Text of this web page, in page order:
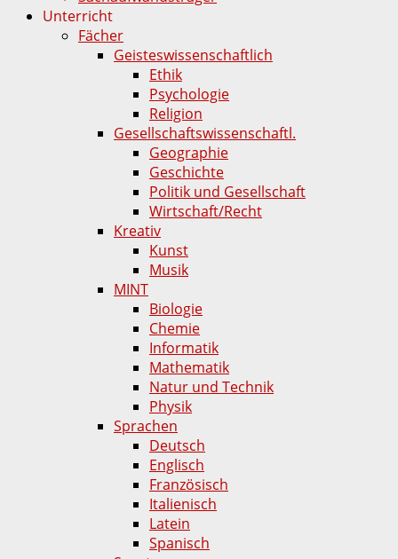
Unterricht
Fächer
Geisteswissenschaftlich
Ethik
Psychologie
Religion
Gesellschaftswissenschaftl.
Geographie
Geschichte
Politik und Gesellschaft
Wirtschaft/Recht
Kreativ
Kunst
Musik
MINT
Biologie
Chemie
Informatik
Mathematik
Natur und Technik
Physik
Sprachen
Deutsch
Englisch
Französisch
Italienisch
Latein
Spanisch